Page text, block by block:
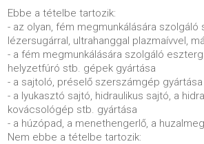
Ebbe a tételbe tartozik:
- az olyan, fém megmunkálására
lézersugárral, ultrahanggal plazmaívvel,
- a fém megmunkálására szolgáló
helyzetfúró stb. gépek gyártása
- a sajtoló, préselő szerszámgép gyártása
- a lyukasztó sajtó, hidraulikus sajtó, a
kovácsológép stb. gyártása
- a húzópad, a menethengerlő, a
Nem ebbe a tételbe tartozik: